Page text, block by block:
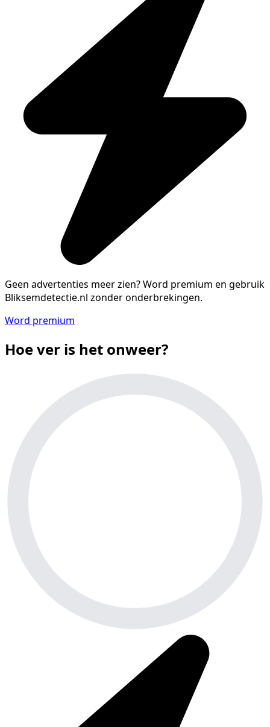
Geen advertenties meer zien?Word premium en gebruik
Bliksemdetectie.nl zonder onderbrekingen.
Word premium
Hoe ver is het onweer?